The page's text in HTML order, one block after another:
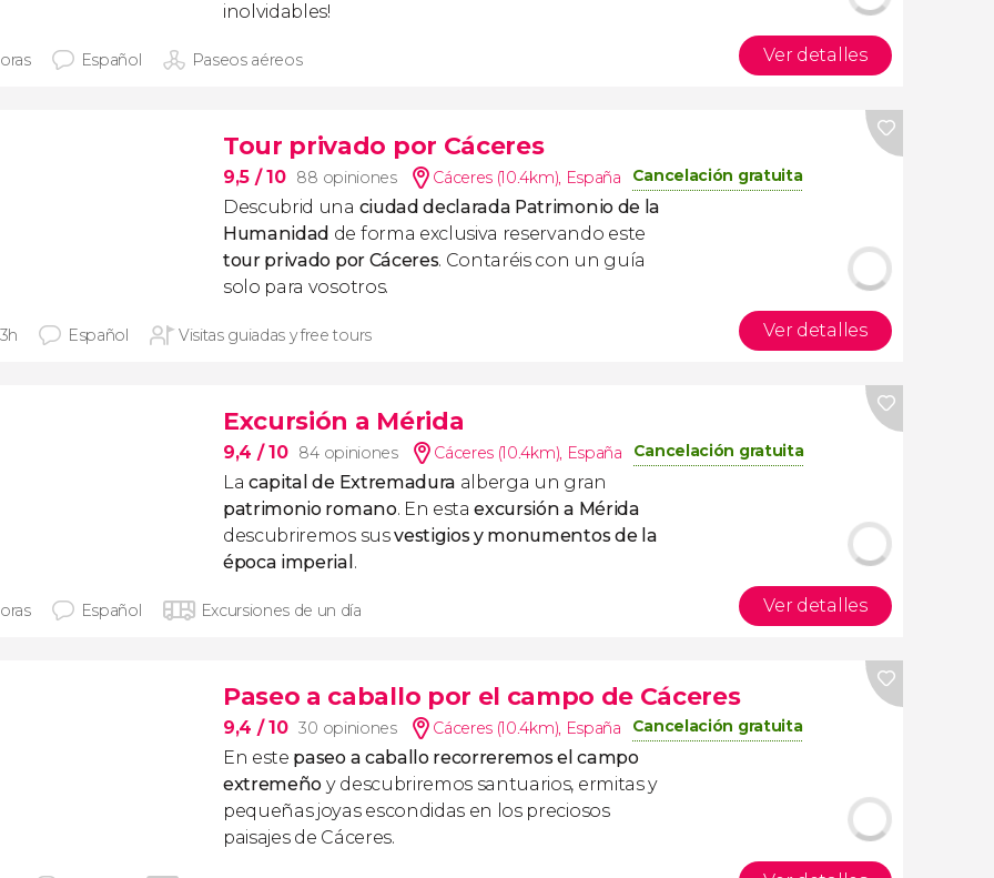
inolvidables!
Español Paseos aéreos Ver detalles
Tour privado por Cáceres
9,5 / 10 88 opiniones Cáceres (10.4km), España Cancelación gratuita
Descubrid una ciudad declarada Patrimonio de la
Humanidad de forma exclusiva reservando este
tour privado por Cáceres. Contaréis con un guía
solo para vosotros.
Español Visitas guiadas y free tours Ver detalles
Excursión a Mérida
9,4 / 10 84 opiniones Cáceres (10.4km), España Cancelación gratuita
Lacapital de Extremadura alberga un gran
patrimonio romano. En estaexcursión a Mérida
descubriremos susvestigios y monumentos de la
época imperial .
Español Excursiones de un día Ver detalles
Paseo a caballo por el campo de Cáceres
9,4 / 10 30 opiniones Cáceres (10.4km), España Cancelación gratuita
En este paseo a caballo recorreremos el campo
extremeño y descubriremos santuarios, ermitas y
pequeñas joyas escondidas en los preciosos
paisajes de Cáceres.